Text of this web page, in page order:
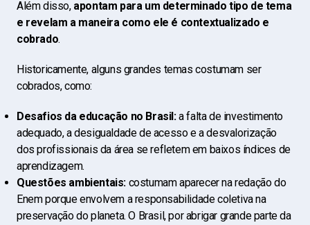
Além disso, apontam para um determinado tipo de tema
e revelam a maneira como ele é contextualizado e
cobrado.
Historicamente, alguns grandes temas costumam ser
cobrados, como:
Desafios da educação no Brasil:a falta de investimento
adequado, a desigualdade de acesso e a desvalorização
dos profissionais da área se refletem em baixos índices de
aprendizagem.
Questões ambientais: costumam aparecer na redação do
Enem porque envolvem a responsabilidade coletiva na
preservação do planeta. O Brasil, por abrigar grande parte da